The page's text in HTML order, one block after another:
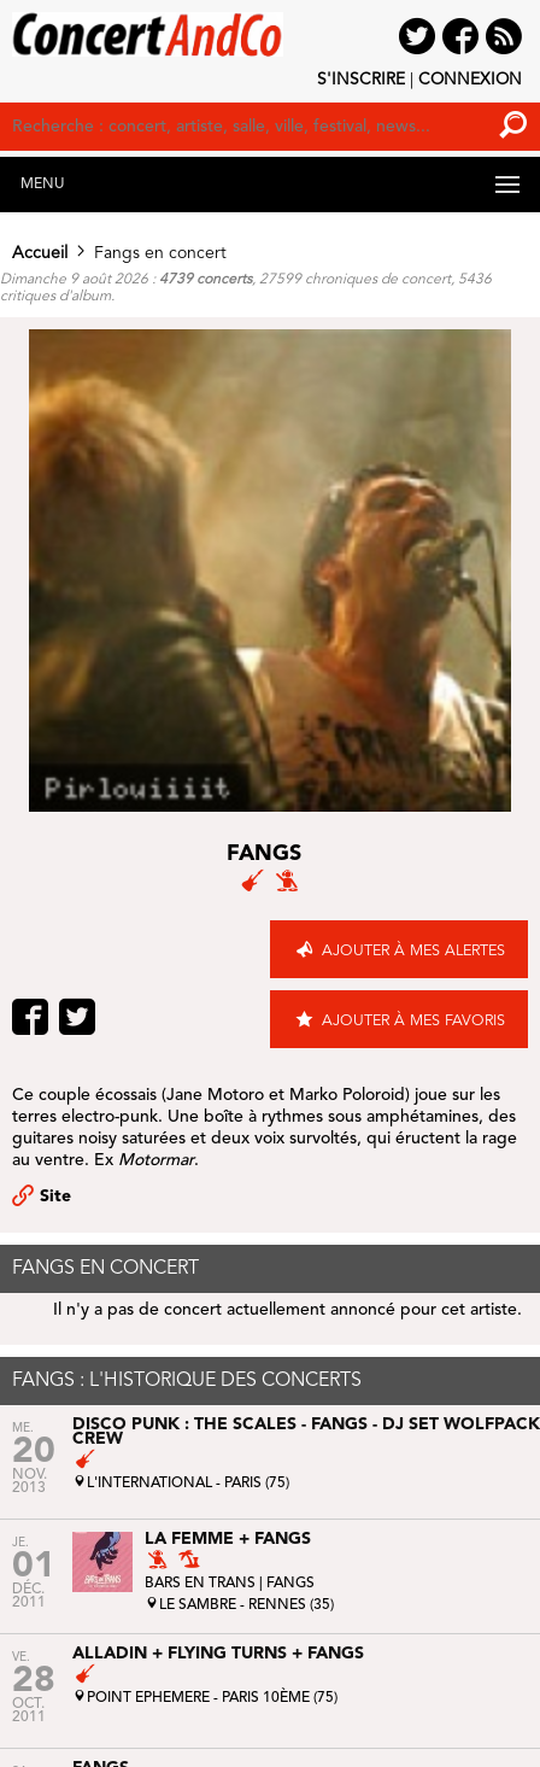
S'INSCRIRE CONNEXION
MENU
Accueil Fangs en concert
Dimanche 9 août 2026 : 4739 concerts, 27599 chroniques de concert, 5436
critiques d'album.
FANGS
AJOUTER À MES ALERTES
AJOUTER À MES FAVORIS
Ce couple écossais (Jane Motoro et Marko Poloroid) joue sur les
terres electro-punk. Une boîte à rythmes sous amphétamines, des
guitares noisy saturées et deux voix survoltés, qui éructent la rage
au ventre. Ex Motormar.
Site
FANGS EN CONCERT
Il n'y a pas de concert actuellement annoncé pour cet artiste.
FANGS : L'HISTORIQUE DES CONCERTS
ME.
20
NOV.
2013
DISCO PUNK : THE SCALES - FANGS - DJ SET WOLFPACK
CREW
L'INTERNATIONAL - PARIS (75)
JE.
01
DÉC.
2011
LA FEMME + FANGS
BARS EN TRANS | FANGS
LE SAMBRE - RENNES (35)
VE.
28
OCT.
2011
ALLADIN + FLYING TURNS + FANGS
POINT EPHEMERE - PARIS 10ÈME (75)